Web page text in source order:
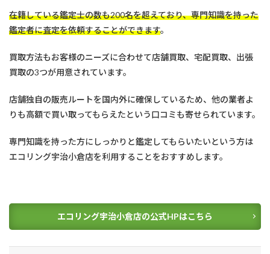
在籍している鑑定士の数も200名を超えており、専門知識を持った
鑑定者に査定を依頼することができます。
買取方法もお客様のニーズに合わせて店舗買取、宅配買取、出張
買取の3つが用意されています。
店舗独自の販売ルートを国内外に確保しているため、他の業者よ
りも高額で買い取ってもらえたという口コミも寄せられています。
専門知識を持った方にしっかりと鑑定してもらいたいという方は
エコリング宇治小倉店を利用することをおすすめします。
エコリング宇治小倉店の公式HPはこちら